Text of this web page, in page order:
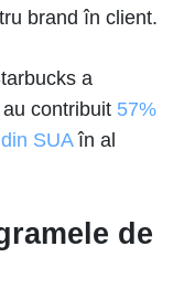
brand în client.
a
contribuit 57%
SUAîn al
de